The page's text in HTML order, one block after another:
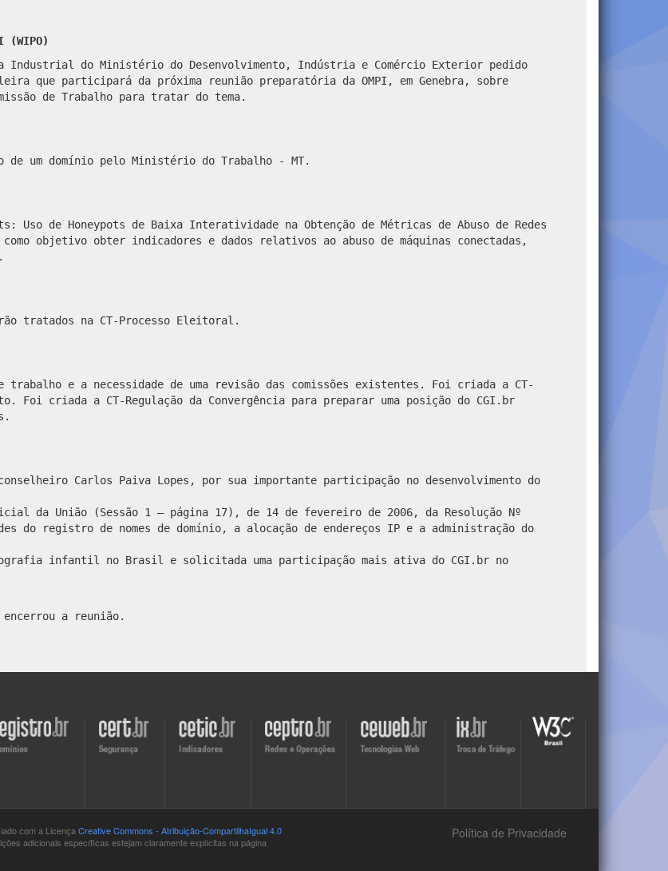
(WIPO)
Industrial do Ministério do Desenvolvimento, Indústria e Comércio Exterior pedido
que participará da próxima reunião preparatória da OMPI, em Genebra, sobre
de Trabalho para tratar do tema.
de um domínio pelo Ministério do Trabalho - MT.
Uso de Honeypots de Baixa Interatividade na Obtenção de Métricas de Abuso de Redes
como objetivo obter indicadores e dados relativos ao abuso de máquinas conectadas,
tratados na CT-Processo Eleitoral.
e a necessidade de uma revisão das comissões existentes. Foi criada a CT-
Foi criada a CT-Regulação da Convergência para preparar uma posição do CGI.br
conselheiro Carlos Paiva Lopes, por sua importante participação no desenvolvimento do
da União (Sessão 1 – página 17), de 14 de fevereiro de 2006, da Resolução Nº
do registro de nomes de domínio, a alocação de endereços IP e a administração do
infantil no Brasil e solicitada uma participação mais ativa do CGI.br no
a reunião.
site
site
site
com a LicençaCreative Commons - Atribuição-CompartilhaIgual 4.0
adicionais específicas estejam claramente explícitas na página
Política de Privacidade